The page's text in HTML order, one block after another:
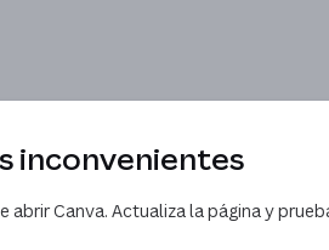
inconvenientes
abrir Canva. Actualiza la página y